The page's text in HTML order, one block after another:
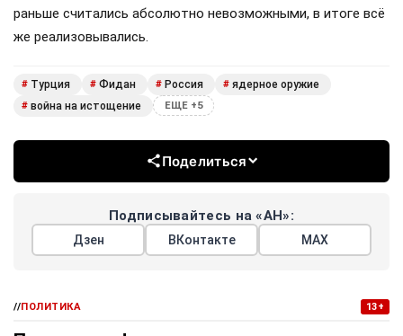
раньше считались абсолютно невозможными, в итоге всё
же реализовывались.
# Турция # Фидан # Россия # ядерное оружие
# война на истощение ЕЩЕ +5
Поделиться
Подписывайтесь на «АН»:
Дзен ВКонтакте МАХ
//ПОЛИТИКА 13+